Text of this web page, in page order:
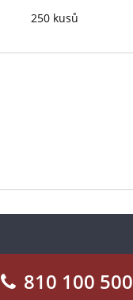
250 kusů
810 100 500